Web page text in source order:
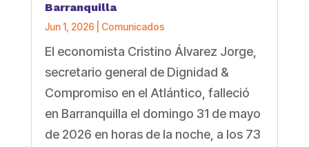
Barranquilla
Jun 1, 2026 Comunicados
El economista Cristino Álvarez Jorge,
secretario general de Dignidad &
Compromiso en el Atlántico, falleció
en Barranquilla el domingo 31 de mayo
de 2026 en horas de la noche, a los 73